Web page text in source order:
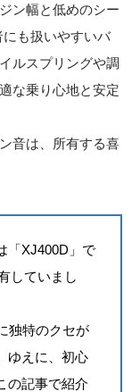
ン幅と低めのシー
にも扱いやすいバ
ルスプリングや調
な乗り心地と安定
音は、所有する喜
「XJ400D」で
していまし
独特のクセが
ゆえに、初心
の記事で紹介